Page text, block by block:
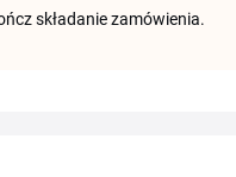
składanie zamówienia.